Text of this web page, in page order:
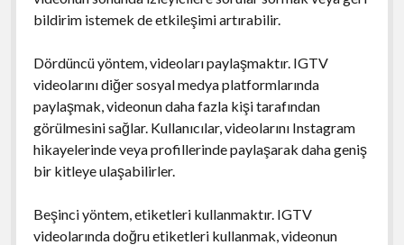
bildirim istemek de etkileşimi artırabilir.
Dördüncü yöntem, videoları paylaşmaktır. IGTV
videolarını diğer sosyal medya platformlarında
paylaşmak, videonun daha fazla kişi tarafından
görülmesini sağlar. Kullanıcılar, videolarını Instagram
hikayelerinde veya profillerinde paylaşarak daha geniş
bir kitleye ulaşabilirler.
Beşinci yöntem, etiketleri kullanmaktır. IGTV
videolarında doğru etiketleri kullanmak, videonun